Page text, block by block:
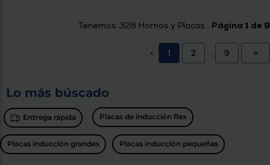
Tenemos 328 Hornos y Placas . Página 1 de 9
< 1 2 ... 9 >
Lo más búscado
Entrega rápida Placas de inducción flex
Placas inducción grandes Placas inducción pequeñas